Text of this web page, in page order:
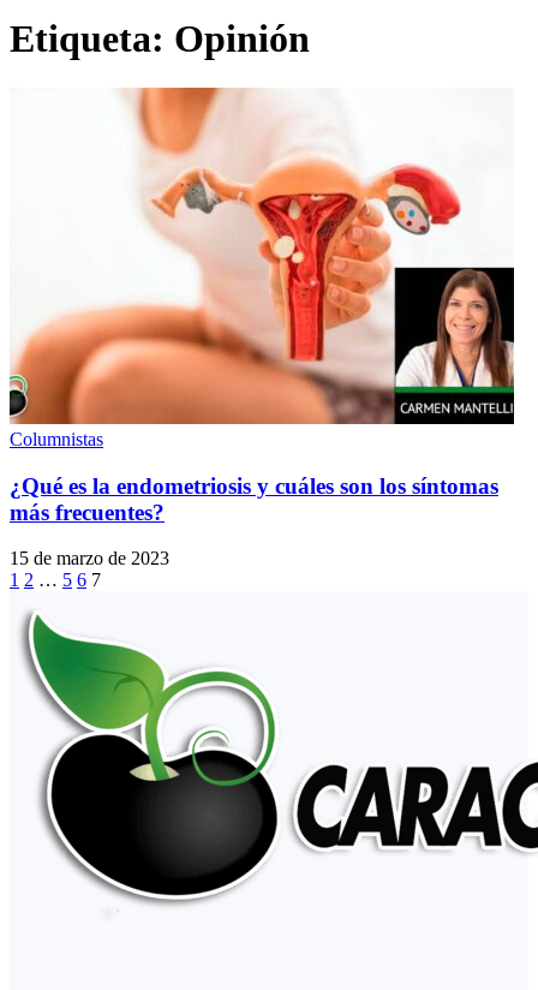
Etiqueta: Opinión
Columnistas
¿Qué es la endometriosis y cuáles son los síntomas
más frecuentes?
15 de marzo de 2023
1 2 … 5 6 7